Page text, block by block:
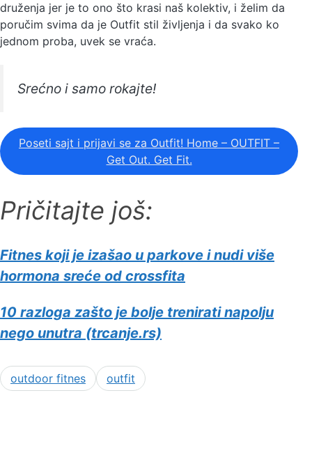
druženja jer je to ono što krasi naš kolektiv, i želim da
poručim svima da je Outfit stil življenja i da svako ko
jednom proba, uvek se vraća.
Srećno i samo rokajte!
Poseti sajt i prijavi se za Outfit! Home – OUTFIT –
Get Out. Get Fit.
Pričitajte još:
Fitnes koji je izašao u parkove i nudi više
hormona sreće od crossfita
10 razloga zašto je bolje trenirati napolju
nego unutra (trcanje.rs)
outdoor fitnes outfit